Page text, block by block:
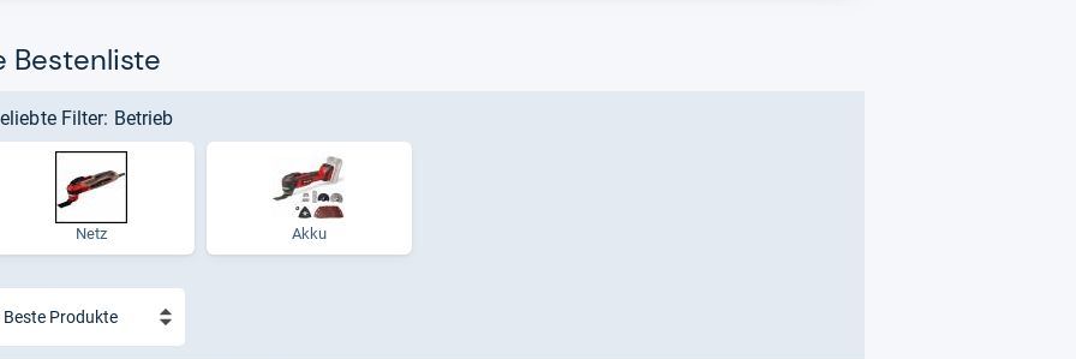
Bestenliste
Filter: Betrieb
Netz Akku